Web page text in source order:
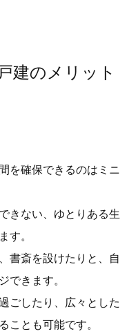
建のメリット
を確保できるのはミニ
きない、ゆとりある生
す。
書斎を設けたりと、自
できます。
ごしたり、広々とした
ことも可能です。